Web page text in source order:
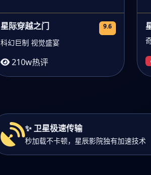
星际穿越之门 9.6
科幻巨制 视觉盛宴
210w热评
✨ 卫星极速传输
秒加载不卡顿，星辰影院独有加速技术